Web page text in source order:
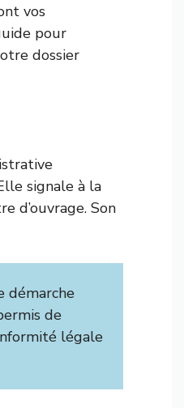
vos
pour
dossier
signale à la
d’ouvrage. Son
démarche
de
légale